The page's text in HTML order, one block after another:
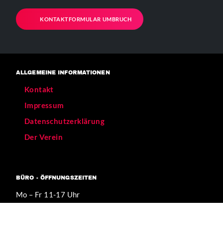
KONTAKTFORMULAR UMBRUCH
ALLGEMEINE INFORMATIONEN
Kontakt
Impressum
Datenschutzerklärung
Der Verein
BÜRO - ÖFFNUNGSZEITEN
Mo – Fr 11-17 Uhr